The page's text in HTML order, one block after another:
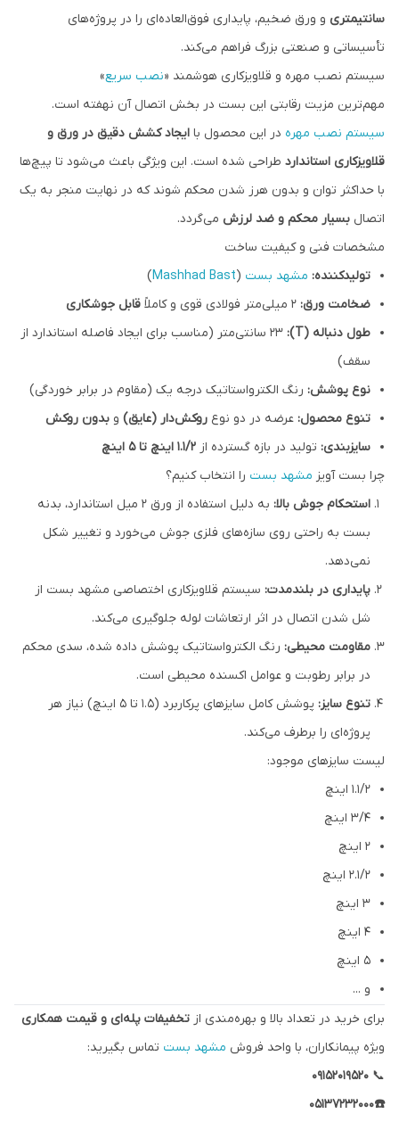
سانتیمتری و ورق ضخیم، پایداری فوق‌العاده‌ای را در پروژه‌های
تأسیساتی و صنعتی بزرگ فراهم می‌کند.
سیستم نصب مهره و قلاویزکاری هوشمند «نصب سریع»
مهم‌ترین مزیت رقابتی این بست در بخش اتصال آن نهفته است.
سیستم نصب مهره در این محصول با ایجاد کشش دقیق در ورق و
قلاویزکاری استاندارد طراحی شده است. این ویژگی باعث می‌شود تا پیچ‌ها
با حداکثر توان و بدون هرز شدن محکم شوند که در نهایت منجر به یک
اتصال بسیار محکم و ضد لرزش می‌گردد.
مشخصات فنی و کیفیت ساخت
تولیدکننده: مشهد بست (
Mashhad Bast
)
ضخامت ورق:
قابل جوشکاری
طول دنباله (T):
۲۳ سانتی‌متر (مناسب برای ایجاد فاصله استاندارد از
سقف)
نوع پوشش: رنگ الکترواستاتیک درجه یک (مقاوم در برابر خوردگی)
تنوع محصول: عرضه در دو نوع روکش‌دار (عایق) و بدون روکش
سایزبندی: تولید در بازه گسترده از ۱.۱/۲ اینچ تا ۵ اینچ
چرا بست آویز مشهد بست را انتخاب کنیم؟
استحکام جوش بالا:
به دلیل استفاده از ورق ۲ میل استاندارد، بدنه
بست به راحتی روی سازه‌های فلزی جوش می‌خورد و تغییر شکل
نمی‌دهد.
پایداری در بلندمدت: سیستم قلاویزکاری اختصاصی مشهد بست از
شل شدن اتصال در اثر ارتعاشات لوله جلوگیری می‌کند.
مقاومت محیطی: رنگ الکترواستاتیک پوشش داده شده، سدی محکم
در برابر رطوبت و عوامل اکسنده محیطی است.
تنوع سایز:
پوشش کامل سایزهای پرکاربرد (۱.۵ تا ۵ اینچ) نیاز هر
پروژه‌ای را برطرف می‌کند.
لیست سایزهای موجود:
۱.۱/۲ اینچ
3/4 اینچ
۲ اینچ
۲.۱/۲ اینچ
۳ اینچ
۴ اینچ
۵ اینچ
و ...
برای خرید در تعداد بالا و بهره‌مندی از تخفیفات پله‌ای و قیمت همکاری
ویژه پیمانکاران، با واحد فروش مشهد بست تماس بگیرید:
📞 ۰۹۱۵۲۰۱۹۵۲۰
☎️05137232000